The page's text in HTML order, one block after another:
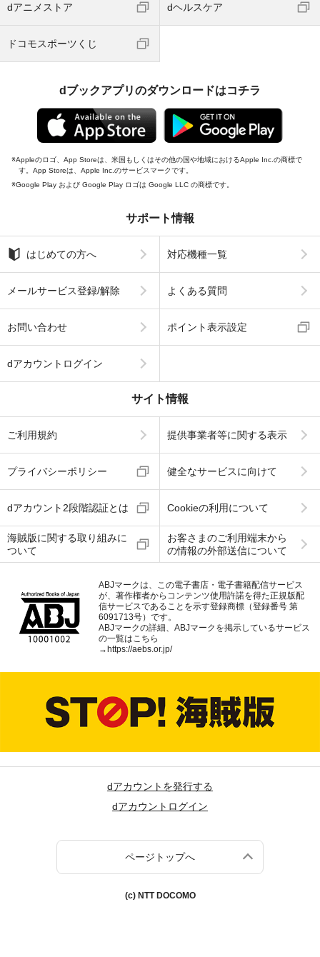
dアニメストア dヘルスケア
ドコモスポーツくじ
dブックアプリのダウンロードはコチラ
Appleのロゴ、App Storeは、米国もしくはその他の国や地域におけるApple Inc.の商標で
す。App Storeは、Apple Inc.のサービスマークです。
Google Play および Google Play ロゴは Google LLC の商標です。
サポート情報
はじめての方へ 対応機種一覧
メールサービス登録/解除 よくある質問
お問い合わせ ポイント表示設定
dアカウントログイン
サイト情報
ご利用規約 提供事業者等に関する表示
プライバシーポリシー 健全なサービスに向けて
dアカウント2段階認証とは Cookieの利用について
海賊版に関する取り組みに
ついて
お客さまのご利用端末から
の情報の外部送信について
ABJマークは、この電子書店・電子書籍配信サービス
が、著作権者からコンテンツ使用許諾を得た正規版配
信サービスであることを示す登録商標（登録番号 第
6091713号）です。
ABJマークの詳細、ABJマークを掲示しているサービス
の一覧はこちら
→https://aebs.or.jp/
dアカウントを発行する
dアカウントログイン
ページトップへ
(c) NTT DOCOMO